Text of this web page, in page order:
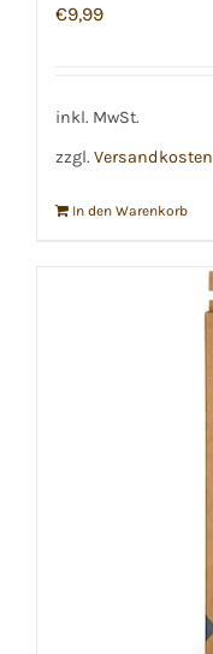
€9,99
inkl. MwSt.
zzgl. Versandkosten
In den Warenkorb